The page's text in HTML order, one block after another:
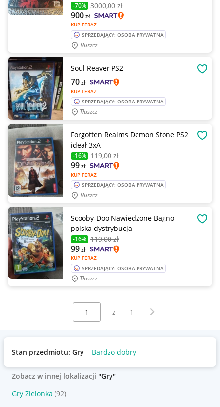
-70% 3000,00 zł
KUP TERAZ
900zł
SPRZEDAJĄCY: OSOBA PRYWATNA
Tłuszcz
Soul Reaver PS2
KUP TERAZ
70zł
SPRZEDAJĄCY: OSOBA PRYWATNA
Tłuszcz
Forgotten Realms Demon Stone PS2
ideał 3xA
-16% 119,00 zł
KUP TERAZ
99zł
SPRZEDAJĄCY: OSOBA PRYWATNA
Tłuszcz
Scooby-Doo Nawiedzone Bagno
polska dystrybucja
-16% 119,00 zł
KUP TERAZ
99zł
SPRZEDAJĄCY: OSOBA PRYWATNA
Tłuszcz
Wybierz stronę:
z 1 Następna strona
Stan przedmiotu: Gry Bardzo dobry
Zobacz w innej lokalizacji "Gry"
Gry Zielonka (92)